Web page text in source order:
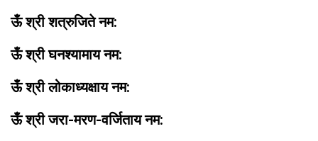
ऊँ श्री शत्रुजिते नम:
ऊँ श्री घनश्यामाय नम:
ऊँ श्री लोकाध्यक्षाय नम:
ऊँ श्री जरा-मरण-वर्जिताय नम: